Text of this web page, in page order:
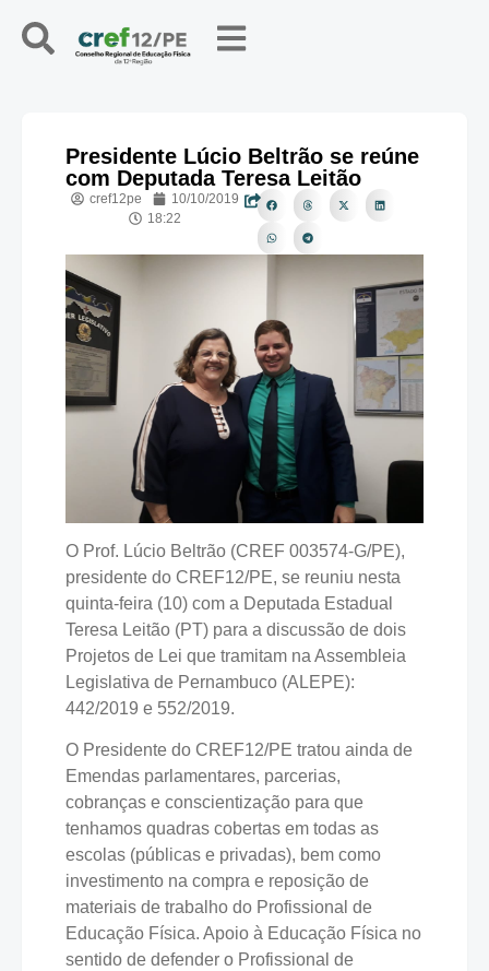
Presidente Lúcio Beltrão se reúne
com Deputada Teresa Leitão
cref12pe
10/10/2019
18:22
O Prof. Lúcio Beltrão (CREF 003574-G/PE),
presidente do CREF12/PE, se reuniu nesta
quinta-feira (10) com a Deputada Estadual
Teresa Leitão (PT) para a discussão de dois
Projetos de Lei que tramitam na Assembleia
Legislativa de Pernambuco (ALEPE):
442/2019 e 552/2019.
O Presidente do CREF12/PE tratou ainda de
Emendas parlamentares, parcerias,
cobranças e conscientização para que
tenhamos quadras cobertas em todas as
escolas (públicas e privadas), bem como
investimento na compra e reposição de
materiais de trabalho do Profissional de
Educação Física. Apoio à Educação Física no
sentido de defender o Profissional de